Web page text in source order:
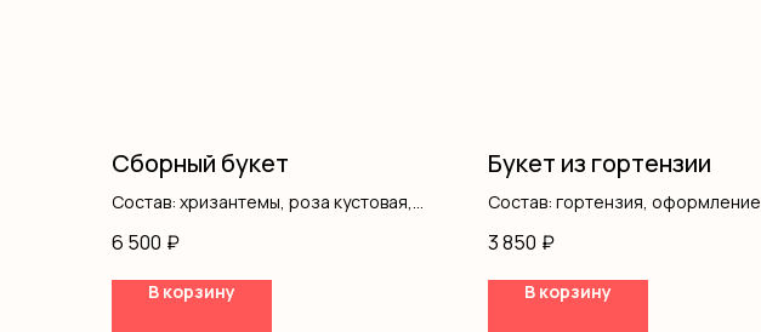
Сборный букет
Состав: хризантемы, роза кустовая,
писташ, оформление
6 500 ₽
В корзину
Букет из гортензии
Состав: гортензия, оформление
3 850 ₽
В корзину